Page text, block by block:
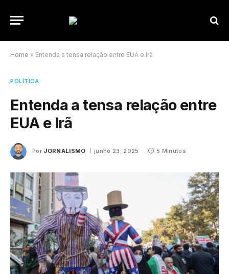
Home » Entenda a tensa relação entre EUA e Irã
POLÍTICA
Entenda a tensa relação entre
EUA e Irã
Por JORNALISMO junho 23, 2025 5 Minutos